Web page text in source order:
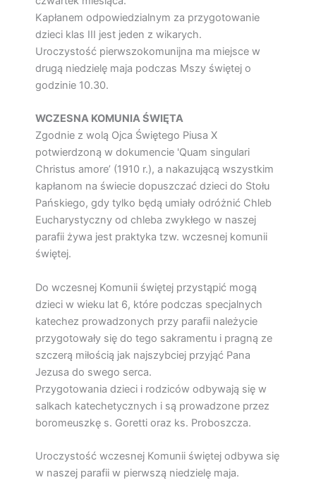
Kapłanem odpowiedzialnym za przygotowanie
dzieci klas III jest jeden z wikarych.
Uroczystość pierwszokomunijna ma miejsce w
drugą niedzielę maja podczas Mszy świętej o
godzinie 10.30.
WCZESNA KOMUNIA ŚWIĘTA
Zgodnie z wolą Ojca Świętego Piusa X
potwierdzoną w dokumencie 'Quam singulari
Christus amore’ (1910 r.), a nakazującą wszystkim
kapłanom na świecie dopuszczać dzieci do Stołu
Pańskiego, gdy tylko będą umiały odróżnić Chleb
Eucharystyczny od chleba zwykłego w naszej
parafii żywa jest praktyka tzw. wczesnej komunii
świętej.
Do wczesnej Komunii świętej przystąpić mogą
dzieci w wieku lat 6, które podczas specjalnych
katechez prowadzonych przy parafii należycie
przygotowały się do tego sakramentu i pragną ze
szczerą miłością jak najszybciej przyjąć Pana
Jezusa do swego serca.
Przygotowania dzieci i rodziców odbywają się w
salkach katechetycznych i są prowadzone przez
boromeuszkę s. Goretti oraz ks. Proboszcza.
Uroczystość wczesnej Komunii świętej odbywa się
w naszej parafii w pierwszą niedzielę maja.